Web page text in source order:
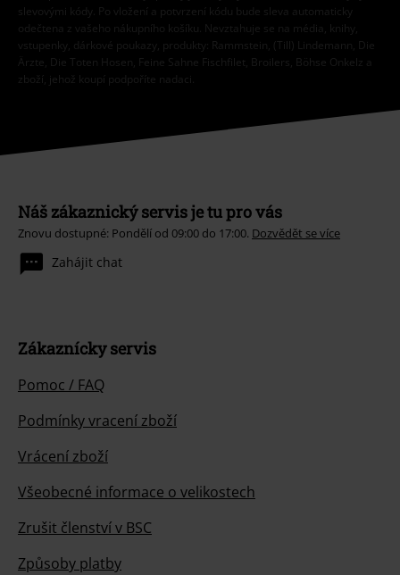
slevovými kódy. Po vložení a potvrzení kódu bude sleva automaticky
odečtena z vašeho nákupního košíku. Nevztahuje se na média, knihy,
vstupenky, dárkové poukazy, produkty: Rammstein, (Till) Lindemann, Die
Ärzte, Die Toten Hosen, Feine Sahne Fischfilet, Broilers, Böhse Onkelz a
zboží, jehož koupí podpoříte nadaci.
Náš zákaznický servis je tu pro vás
Znovu dostupné: Pondělí od 09:00 do 17:00. Dozvědět se více
Zahájit chat
Zákaznícky servis
Pomoc / FAQ
Podmínky vracení zboží
Vrácení zboží
Všeobecné informace o velikostech
Zrušit členství v BSC
Způsoby platby